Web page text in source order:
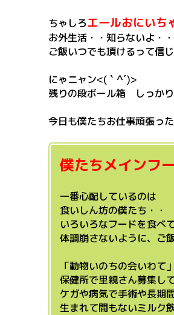
ちゃしろエールおにいち
お外生活・・知らないよ・・
ご飯いつでも頂けるって信
にゃニャン<(｀^´)>
残りの段ボール箱 しっか
今日も僕たちお仕事頑張っ
僕たちメインフ
一番心配しているのは
食いしん坊の僕たち・・
いろいろなフードを食べ
体調崩さないように、ご
「動物いのちの会いわて
保健所で里親さん募集し
ケガや病気で手術や長期
生まれて間もないミルク